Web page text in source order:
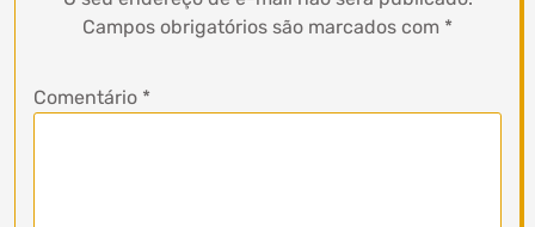
Campos obrigatórios são marcados com *
Comentário *